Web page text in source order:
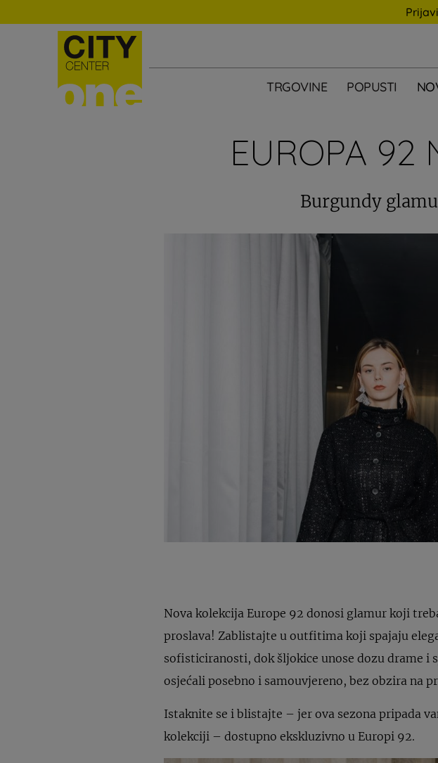
TRGOVINE POPUSTI
EUROPA 92
Burgundy
Nova kolekcija Europe 92 donosi glamur koji
proslava! Zablistajte u outfitima koji spajaju
sofisticiranosti, dok šljokice unose dozu drame i
osjećali posebno i samouvjereno, bez obzira na
Istaknite se i blistajte – jer ova sezona pripada
kolekciji – dostupno ekskluzivno u Europi 92.